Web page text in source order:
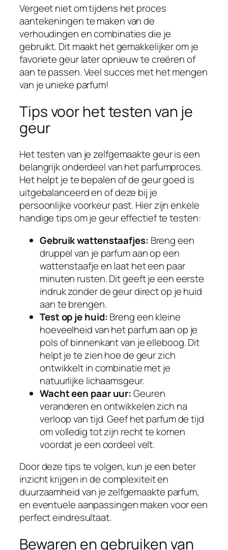
Vergeet niet om tijdens het proces
aantekeningen te maken van de
verhoudingen en combinaties die je
gebruikt. Dit maakt het gemakkelijker om je
favoriete geur later opnieuw te creëren of
aan te passen. Veel succes met het mengen
van je unieke parfum!
Tips voor het testen van je
geur
Het testen van je zelfgemaakte geur is een
belangrijk onderdeel van het parfumproces.
Het helpt je te bepalen of de geur goed is
uitgebalanceerd en of deze bij je
persoonlijke voorkeur past. Hier zijn enkele
handige tips om je geur effectief te testen:
Gebruik wattenstaafjes: Breng een
druppel van je parfum aan op een
wattenstaafje en laat het een paar
minuten rusten. Dit geeft je een eerste
indruk zonder de geur direct op je huid
aan te brengen.
Test op je huid:Breng een kleine
hoeveelheid van het parfum aan op je
pols of binnenkant van je elleboog. Dit
helpt je te zien hoe de geur zich
ontwikkelt in combinatie met je
natuurlijke lichaamsgeur.
Wacht een paar uur:Geuren
veranderen en ontwikkelen zich na
verloop van tijd. Geef het parfum de tijd
om volledig tot zijn recht te komen
voordat je een oordeel velt.
Door deze tips te volgen, kun je een beter
inzicht krijgen in de complexiteit en
duurzaamheid van je zelfgemaakte parfum,
en eventuele aanpassingen maken voor een
perfect eindresultaat.
Bewaren en gebruiken van